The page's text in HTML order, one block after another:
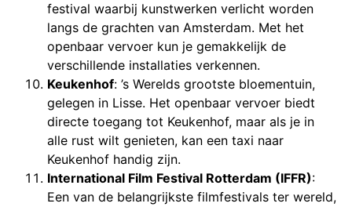
festival waarbij kunstwerken verlicht worden
langs de grachten van Amsterdam. Met het
openbaar vervoer kun je gemakkelijk de
verschillende installaties verkennen.
Keukenhof: ’s Werelds grootste bloementuin,
gelegen in Lisse. Het openbaar vervoer biedt
directe toegang tot Keukenhof, maar als je in
alle rust wilt genieten, kan een taxi naar
Keukenhof handig zijn.
International Film Festival Rotterdam (IFFR):
Een van de belangrijkste filmfestivals ter wereld,